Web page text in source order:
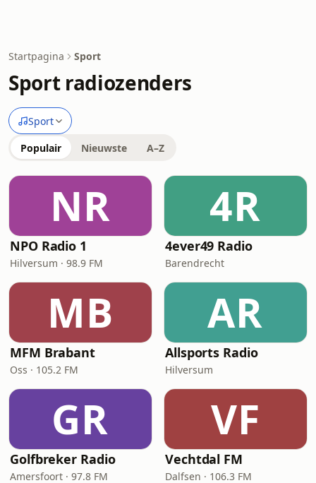
Startpagina Sport
Sport radiozenders
Sport
Populair Nieuwste A–Z
NR
NPO Radio 1
Hilversum · 98.9 FM
4R
4ever49 Radio
Barendrecht
MB
MFM Brabant
Oss · 105.2 FM
AR
Allsports Radio
Hilversum
GR
Golfbreker Radio
Amersfoort · 97.8 FM
VF
Vechtdal FM
Dalfsen · 106.3 FM